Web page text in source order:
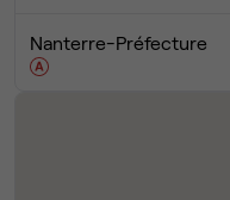
Nanterre-Préfecture